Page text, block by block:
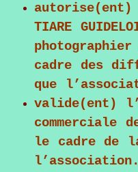
autorise(ent)
TIARE
cadre des
que
valide(ent)
commerciale
le cadre de